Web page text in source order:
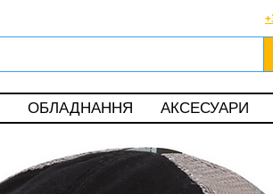
ОБЛАДНАННЯ АКСЕСУАРИ